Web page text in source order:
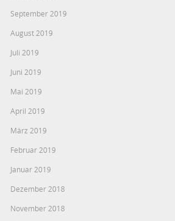
September 2019
August 2019
Juli 2019
Juni 2019
Mai 2019
April 2019
März 2019
Februar 2019
Januar 2019
Dezember 2018
November 2018